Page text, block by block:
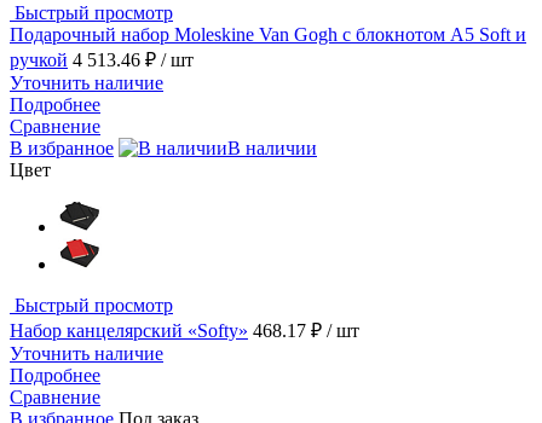
Быстрый просмотр
Подарочный набор Moleskine Van Gogh с блокнотом А5 Soft и
ручкой 4 513.46 ₽ / шт
Уточнить наличие
Подробнее
Сравнение
В избранное
В наличии
Цвет
Быстрый просмотр
Набор канцелярский «Softy» 468.17 ₽ / шт
Уточнить наличие
Подробнее
Сравнение